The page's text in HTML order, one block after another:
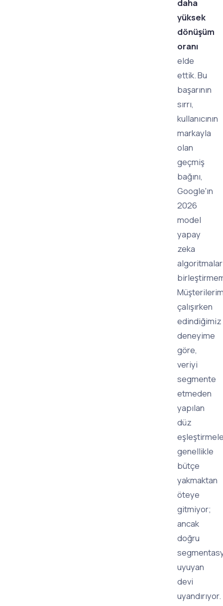
daha
yüksek
dönüşüm
oranı
elde
ettik. Bu
başarının
sırrı,
kullanıcının
markayla
olan
geçmiş
bağını,
Google'ın
2026
model
yapay
zeka
çalışırken
edindiğimiz
deneyime
göre,
veriyi
segmente
etmeden
yapılan
düz
genellikle
bütçe
yakmaktan
öteye
gitmiyor;
ancak
doğru
uyuyan
devi
uyandırıyor.